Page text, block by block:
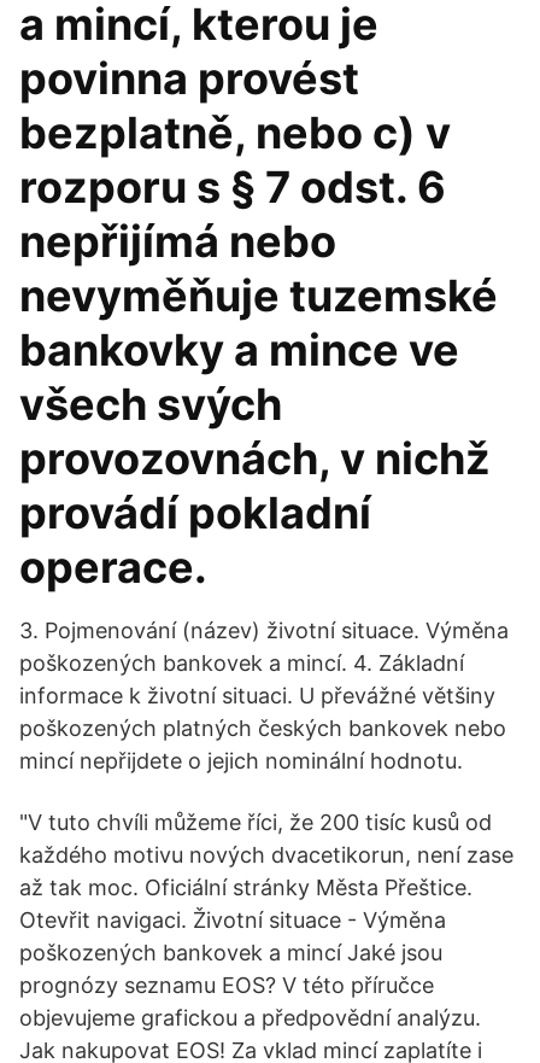
a mincí, kterou je
povinna provést
bezplatně, nebo c) v
rozporu s § 7 odst. 6
nepřijímá nebo
nevyměňuje tuzemské
bankovky a mince ve
všech svých
provozovnách, v nichž
provádí pokladní
operace.
3. Pojmenování (název) životní situace. Výměna
poškozených bankovek a mincí. 4. Základní
informace k životní situaci. U převážné většiny
poškozených platných českých bankovek nebo
mincí nepřijdete o jejich nominální hodnotu.
"V tuto chvíli můžeme říci, že 200 tisíc kusů od
každého motivu nových dvacetikorun, není zase
až tak moc. Oficiální stránky Města Přeštice.
Otevřit navigaci. Životní situace - Výměna
poškozených bankovek a mincí Jaké jsou
prognózy seznamu EOS? V této příručce
objevujeme grafickou a předpovědní analýzu.
Jak nakupovat EOS! Za vklad mincí zaplatíte i